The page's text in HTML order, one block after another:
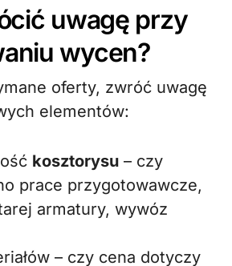
uwagę przy
wycen?
oferty, zwróć uwagę
elementów:
kosztorysu – czy
prace przygotowawcze,
armatury, wywóz
– czy cena dotyczy